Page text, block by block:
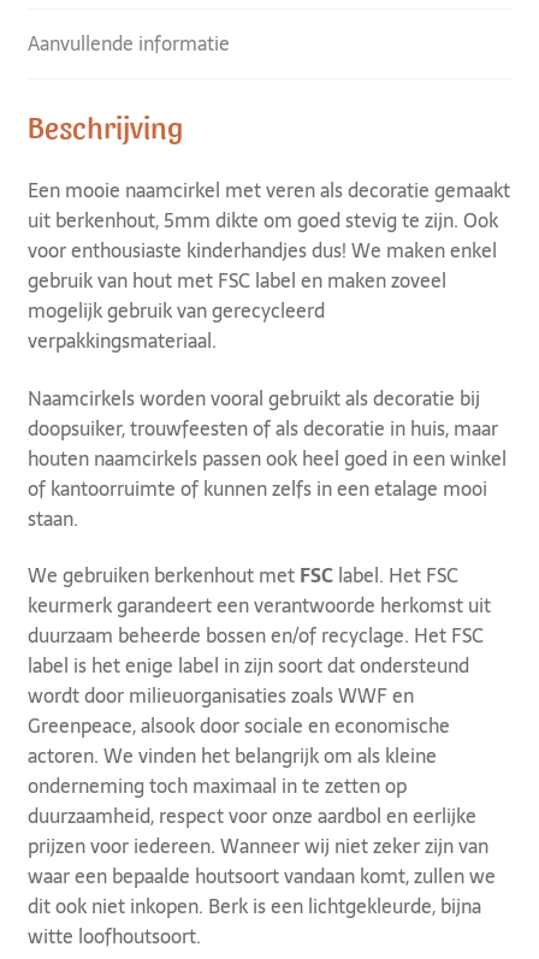
Aanvullende informatie
Beschrijving
Een mooie naamcirkel met veren als decoratie gemaakt
uit berkenhout, 5mm dikte om goed stevig te zijn. Ook
voor enthousiaste kinderhandjes dus! We maken enkel
gebruik van hout met FSC label en maken zoveel
mogelijk gebruik van gerecycleerd
verpakkingsmateriaal.
Naamcirkels worden vooral gebruikt als decoratie bij
doopsuiker, trouwfeesten of als decoratie in huis, maar
houten naamcirkels passen ook heel goed in een winkel
of kantoorruimte of kunnen zelfs in een etalage mooi
staan.
We gebruiken berkenhout metFSClabel. Het FSC
keurmerk garandeert een verantwoorde herkomst uit
duurzaam beheerde bossen en/of recyclage. Het FSC
label is het enige label in zijn soort dat ondersteund
wordt door milieuorganisaties zoals WWF en
Greenpeace, alsook door sociale en economische
actoren. We vinden het belangrijk om als kleine
onderneming toch maximaal in te zetten op
duurzaamheid, respect voor onze aardbol en eerlijke
prijzen voor iedereen. Wanneer wij niet zeker zijn van
waar een bepaalde houtsoort vandaan komt, zullen we
dit ook niet inkopen. Berk is een lichtgekleurde, bijna
witte loofhoutsoort.